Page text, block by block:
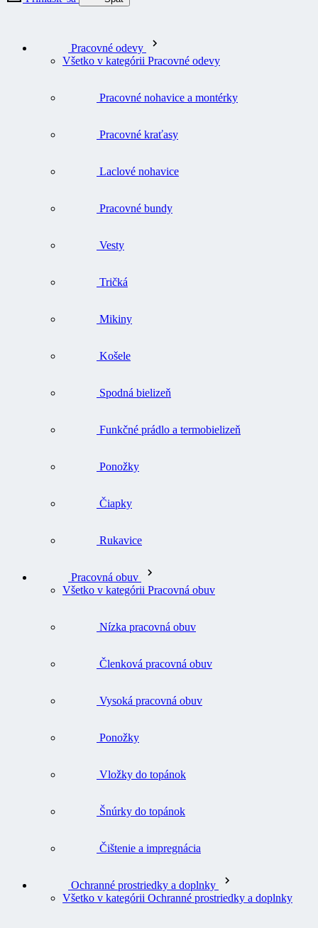
Pracovné odevy
Všetko v kategórii Pracovné odevy
Pracovné nohavice a montérky
Pracovné kraťasy
Laclové nohavice
Pracovné bundy
Vesty
Tričká
Mikiny
Košele
Spodná bielizeň
Funkčné prádlo a termobielizeň
Ponožky
Čiapky
Rukavice
Pracovná obuv
Všetko v kategórii Pracovná obuv
Nízka pracovná obuv
Členková pracovná obuv
Vysoká pracovná obuv
Ponožky
Vložky do topánok
Šnúrky do topánok
Čištenie a impregnácia
Ochranné prostriedky a doplnky
Všetko v kategórii Ochranné prostriedky a doplnky